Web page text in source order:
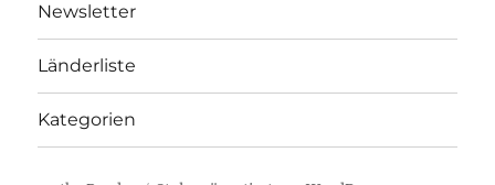
Newsletter
Länderliste
Kategorien